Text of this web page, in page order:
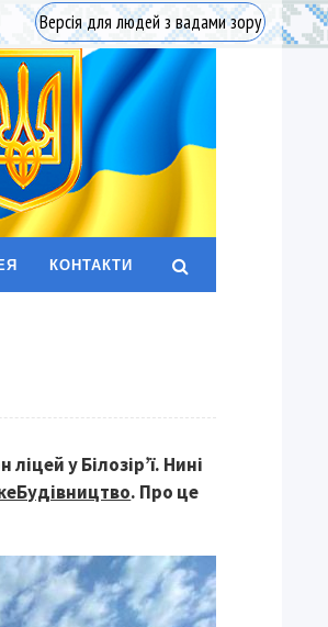
Версія для людей з вадами зору
КОНТАКТИ
у Білозір’ї. Нині
. Про це